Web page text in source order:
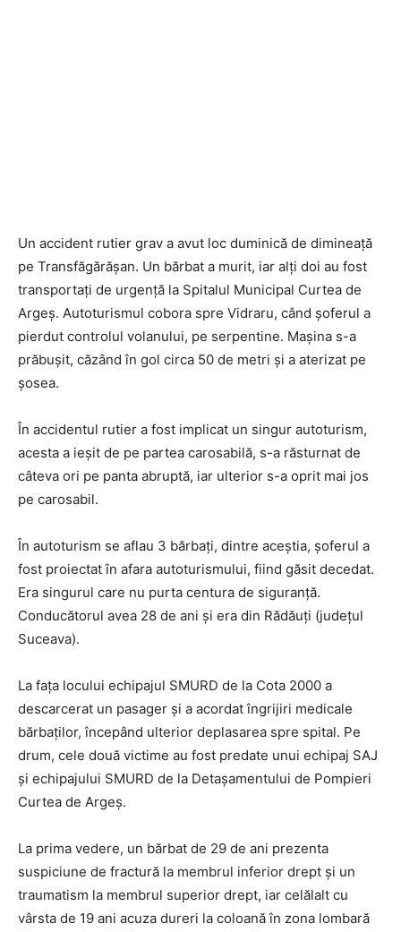
Un accident rutier grav a avut loc duminică de dimineață
pe Transfăgărășan. Un bărbat a murit, iar alți doi au fost
transportați de urgență la Spitalul Municipal Curtea de
Argeș. Autoturismul cobora spre Vidraru, când șoferul a
pierdut controlul volanului, pe serpentine. Mașina s-a
prăbușit, căzând în gol circa 50 de metri și a aterizat pe
șosea.
În accidentul rutier a fost implicat un singur autoturism,
acesta a ieșit de pe partea carosabilă, s-a răsturnat de
câteva ori pe panta abruptă, iar ulterior s-a oprit mai jos
pe carosabil.
În autoturism se aflau 3 bărbați, dintre aceștia, șoferul a
fost proiectat în afara autoturismului, fiind găsit decedat.
Era singurul care nu purta centura de siguranță.
Conducătorul avea 28 de ani și era din Rădăuți (județul
Suceava).
La fața locului echipajul SMURD de la Cota 2000 a
descarcerat un pasager și a acordat îngrijiri medicale
bărbaților, începând ulterior deplasarea spre spital. Pe
drum, cele două victime au fost predate unui echipaj SAJ
și echipajului SMURD de la Detașamentului de Pompieri
Curtea de Argeș.
La prima vedere, un bărbat de 29 de ani prezenta
suspiciune de fractură la membrul inferior drept și un
traumatism la membrul superior drept, iar celălalt cu
vârsta de 19 ani acuza dureri la coloană în zona lombară